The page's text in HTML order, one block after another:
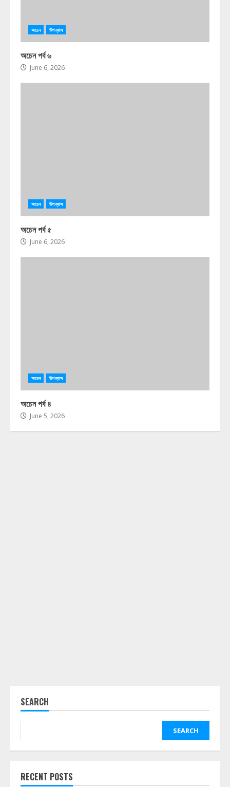
অচেন উপন্যাস
অচেন পর্ব ৬
June 6, 2026
অচেন উপন্যাস
অচেন পর্ব ৫
June 6, 2026
অচেন উপন্যাস
অচেন পর্ব ৪
June 5, 2026
SEARCH
SEARCH
RECENT POSTS